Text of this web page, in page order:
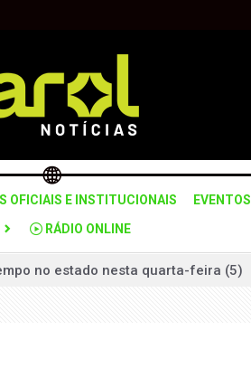
OFICIAIS E INSTITUCIONAIS EVENTOS
RÁDIO ONLINE
no estado nesta quarta-feira (5)